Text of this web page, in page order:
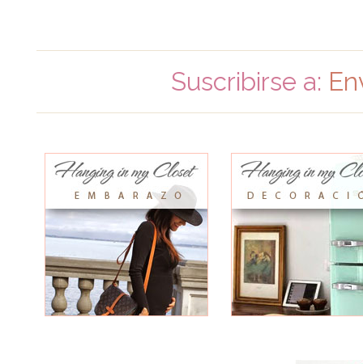
Suscribirse a: